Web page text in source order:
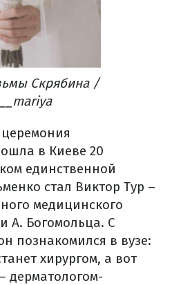
Скрябина /
в Киеве 20
единственной
стал Виктор Тур –
медицинского
А. Богомольца. С
познакомился в вузе:
хирургом, а вот
дерматологом-